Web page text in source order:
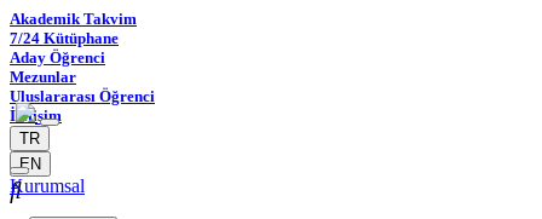
Akademik Takvim
7/24 Kütüphane
Aday Öğrenci
Mezunlar
Uluslararası Öğrenci
İletişim
TR
EN
Kurumsal